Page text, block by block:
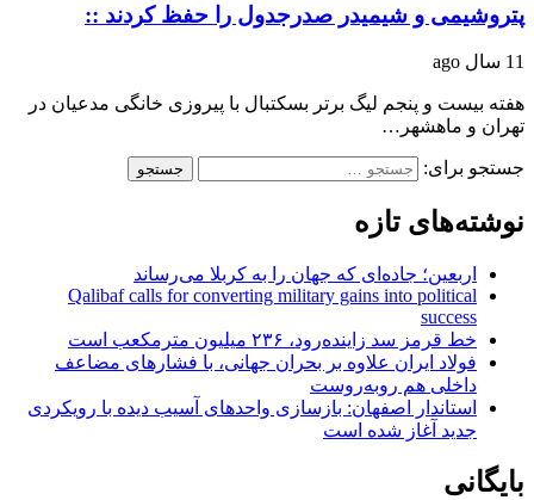
پتروشیمی و شیمیدر صدرجدول را حفظ کردند ::
11 سال ago
هفته بیست و پنجم لیگ برتر بسکتبال با پیروزی خانگی مدعیان در
تهران و ماهشهر…
جستجو برای:
نوشته‌های تازه
اربعین؛ جاده‌ای که جهان را به کربلا می‌رساند
Qalibaf calls for converting military gains into political
success
خط قرمز سد زاینده‌رود، ۲۳۶ میلیون مترمکعب است
فولاد ایران علاوه بر بحران جهانی، با فشارهای مضاعف
داخلی هم روبه‌روست
استاندار اصفهان: بازسازی واحدهای آسیب دیده با رویکردی
جدید آغاز شده است
بایگانی